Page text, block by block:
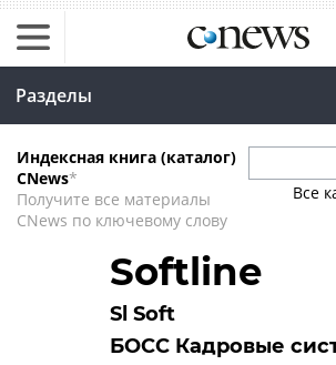
Разделы
Индексная книга (каталог)
CNews*
Получите все материалы
CNews по ключевому слову
Все
Softline
Sl Soft
БОСС Кадровые